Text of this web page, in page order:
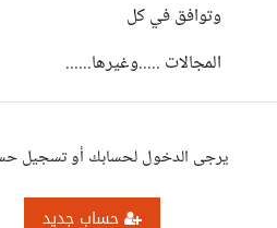
وتوافق في كل
المجالات .....وغيرها......
يرجى الدخول لحسابك أو تسجيل
حساب جديد